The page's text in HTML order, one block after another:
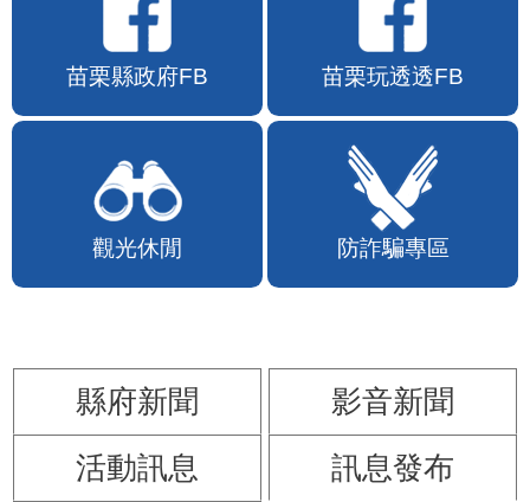
苗栗縣政府FB 苗栗玩透透FB
觀光休閒 防詐騙專區
縣府新聞
影音新聞
活動訊息
訊息發布